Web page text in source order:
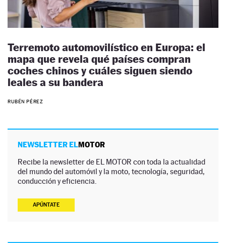
Terremoto automovilístico en Europa: el
mapa que revela qué países compran
coches chinos y cuáles siguen siendo
leales a su bandera
RUBÉN PÉREZ
NEWSLETTER ELMOTOR
Recibe la newsletter de EL MOTOR con toda la actualidad
del mundo del automóvil y la moto, tecnología, seguridad,
conducción y eficiencia.
APÚNTATE